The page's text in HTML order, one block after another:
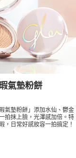
氣墊粉餅
氣墊粉餅」添加水仙、鬱金
拍抹上臉，光澤感加倍。特
，日常好感妝容一拍搞定！